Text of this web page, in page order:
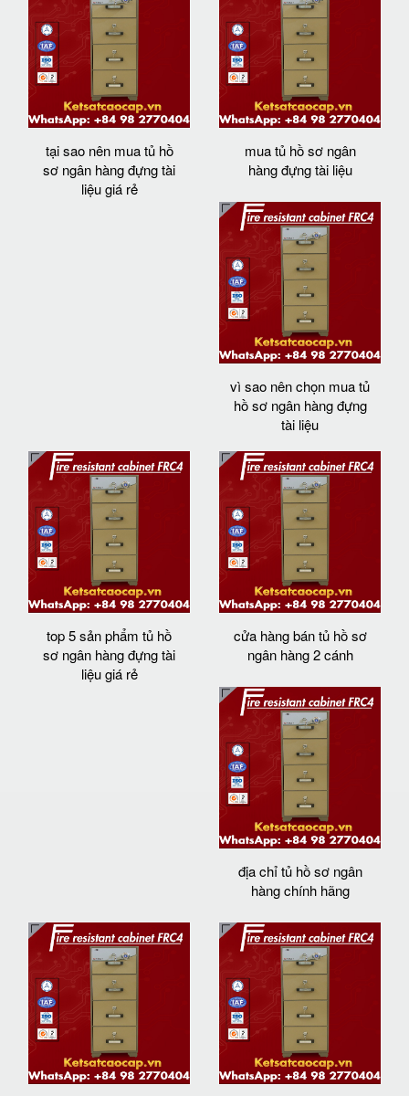
tại sao nên mua tủ hồ
sơ ngân hàng đựng tài
liệu giá rẻ
mua tủ hồ sơ ngân
hàng đựng tài liệu
vì sao nên chọn mua tủ
hồ sơ ngân hàng đựng
tài liệu
top 5 sản phẩm tủ hồ
sơ ngân hàng đựng tài
liệu giá rẻ
cửa hàng bán tủ hồ sơ
ngân hàng 2 cánh
địa chỉ tủ hồ sơ ngân
hàng chính hãng